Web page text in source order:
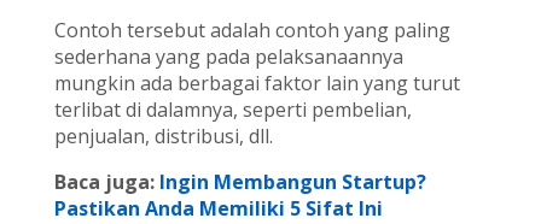
Contoh tersebut adalah contoh yang paling
sederhana yang pada pelaksanaannya
mungkin ada berbagai faktor lain yang turut
terlibat di dalamnya, seperti pembelian,
penjualan, distribusi, dll.
Baca juga: Ingin Membangun Startup?
Pastikan Anda Memiliki 5 Sifat Ini